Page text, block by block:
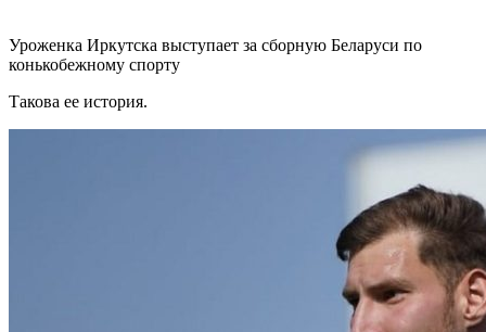
Уроженка Иркутска выступает за сборную Беларуси по
конькобежному спорту
Такова ее история.